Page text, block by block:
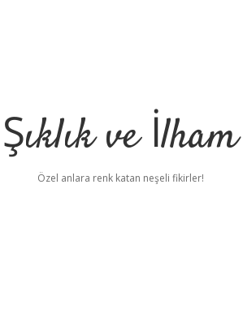
Şıklık ve İlham
Özel anlara renk katan neşeli fikirler!